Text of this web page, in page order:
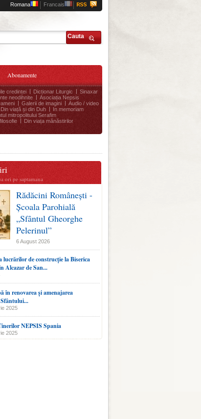
Romana Francais
Cauta
Abonamente
credinței Dicționar Liturgic
Sinaxar
neodihnite
Asociația Nepsis
Galerii de imagini
Audio / video
Din viață și din Duh
In memoriam
mitropolitului Serafim
Din viața mănăstirilor
ori pe saptamana
Rădăcini Românești -
Școala Parohială
„Sfântul Gheorghe
Pelerinul”
6 August 2026
lucrărilor de construcție la Biserica
Alcazar de San...
în renovarea și amenajarea
2025
NEPSIS Spania
2025